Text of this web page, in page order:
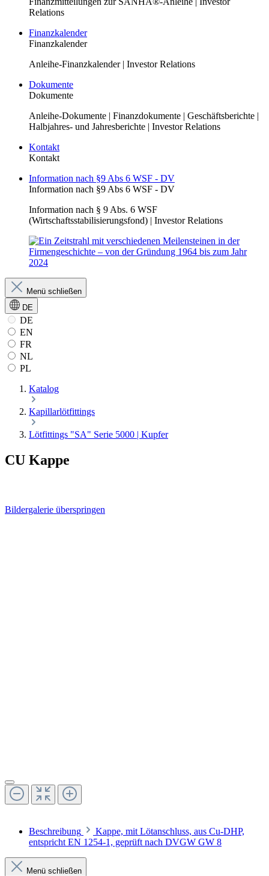
Relations
Finanzkalender
Finanzkalender
Anleihe-Finanzkalender | Investor Relations
Dokumente
Dokumente
Anleihe-Dokumente | Finanzdokumente | Geschäftsberichte |
Halbjahres- und Jahresberichte | Investor Relations
Kontakt
Kontakt
Information nach §9 Abs 6 WSF - DV
Information nach §9 Abs 6 WSF - DV
Information nach § 9 Abs. 6 WSF
(Wirtschaftsstabilisierungsfond) | Investor Relations
Menü schließen
DE
DE
EN
FR
NL
PL
Katalog
Kapillarlötfittings
Lötfittings "SA" Serie 5000 | Kupfer
CU Kappe
Bildergalerie überspringen
Beschreibung
Kappe, mit Lötanschluss, aus Cu-DHP,
entspricht EN 1254-1, geprüft nach DVGW GW 8
Menü schließen